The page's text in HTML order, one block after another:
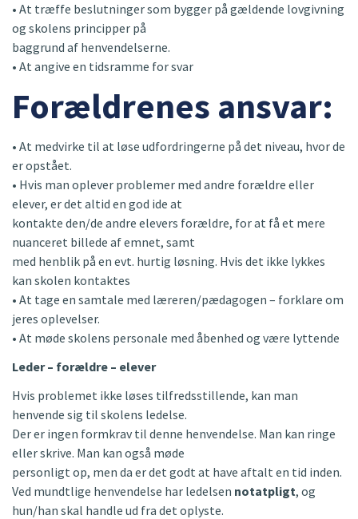
• At træffe beslutninger som bygger på gældende lovgivning
og skolens principper på
baggrund af henvendelserne.
• At angive en tidsramme for svar
Forældrenes ansvar:
• At medvirke til at løse udfordringerne på det niveau, hvor de
er opstået.
• Hvis man oplever problemer med andre forældre eller
elever, er det altid en god ide at
kontakte den/de andre elevers forældre, for at få et mere
nuanceret billede af emnet, samt
med henblik på en evt. hurtig løsning. Hvis det ikke lykkes
kan skolen kontaktes
• At tage en samtale med læreren/pædagogen – forklare om
jeres oplevelser.
• At møde skolens personale med åbenhed og være lyttende
Leder – forældre – elever
Hvis problemet ikke løses tilfredsstillende, kan man
henvende sig til skolens ledelse.
Der er ingen formkrav til denne henvendelse. Man kan ringe
eller skrive. Man kan også møde
personligt op, men da er det godt at have aftalt en tid inden.
Ved mundtlige henvendelse har ledelsen notatpligt, og
hun/han skal handle ud fra det oplyste.